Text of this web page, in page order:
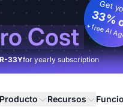
Cost
Get
33%
+ free AI
33Yfor yearly subscription
Producto Recursos